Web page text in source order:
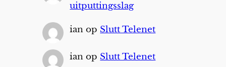
uitputtingsslag
ian op Slutt Telenet
ian op Slutt Telenet